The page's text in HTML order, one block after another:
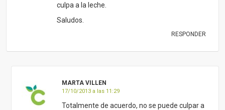
culpa a la leche.
Saludos.
RESPONDER
MARTA VILLEN
17/10/2013 a las 11:29
Totalmente de acuerdo, no se puede culpar a